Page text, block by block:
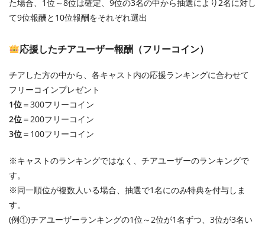
た場合、1位～8位は確定、9位の3名の中から抽選により2名に対し
て9位報酬と10位報酬をそれぞれ選出
応援したチアユーザー報酬（フリーコイン）
チアした方の中から、各キャスト内の応援ランキングに合わせて
フリーコインプレゼント
1位＝300フリーコイン
2位＝200フリーコイン
3位＝100フリーコイン
※キャストのランキングではなく、チアユーザーのランキングで
す。
※同一順位が複数人いる場合、抽選で1名にのみ特典を付与しま
す。
(例①)チアユーザーランキングの1位～2位が1名ずつ、3位が3名い